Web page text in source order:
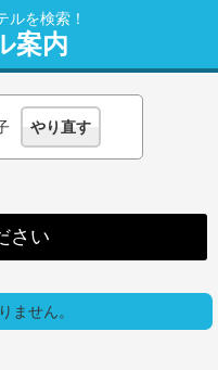
ルを検索！
案内
やり直す
さい
ません。